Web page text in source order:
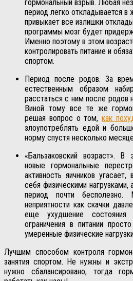
гормональный взрыв. Любая
период легко откладывается
привыкает все излишки
программы мозг будет
Именно поэтому в этом
контролировать питание и
спортом.
Период после родов. За
естественным образом
расстаться с ним после родов
Виной тому все те же
решая вопрос о том,как
злоупотреблять едой и
норму спустя несколько
«Бальзаковский возраст». В
новые гормональные
активность яичников
себя физическими
период почти бесполезно.
неприятности как скачки
еще ухудшение
ограничения в питании
умеренные физические
Лучшим способом контроля
занятия спортом. Не нужны и
нужно сбалансировано, тогда